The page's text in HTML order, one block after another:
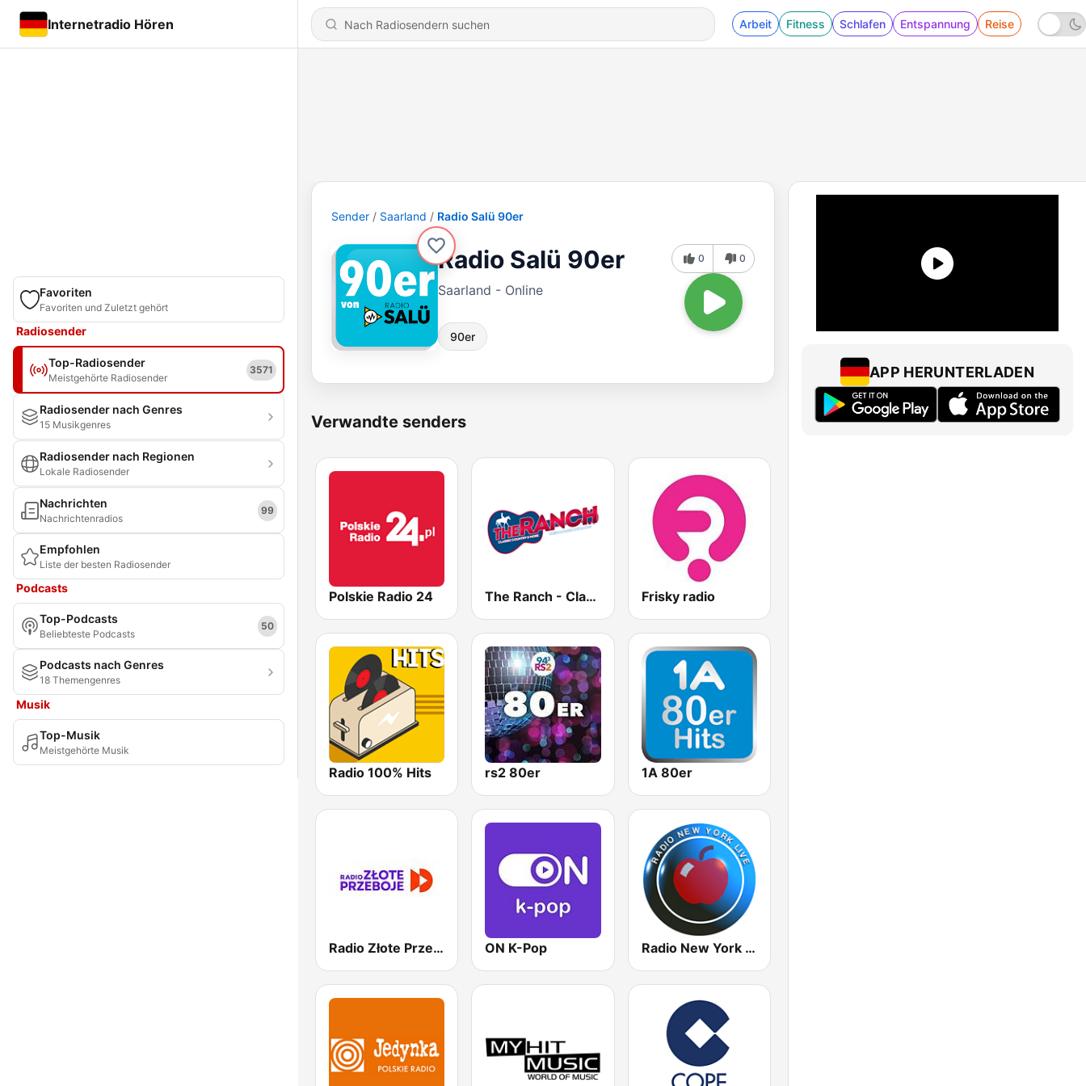
Internetradio Hören Arbeit Fitness Schlafen Entspannung Reise
Favoriten
Favoriten und Zuletzt gehört
Radiosender
Top-Radiosender
Meistgehörte Radiosender
3571
Radiosender nach Genres
15 Musikgenres
Radiosender nach Regionen
Lokale Radiosender
Nachrichten
Nachrichtenradios
99
Empfohlen
Liste der besten Radiosender
Podcasts
Top-Podcasts
Beliebteste Podcasts
50
Podcasts nach Genres
18 Themengenres
Musik
Top-Musik
Meistgehörte Musik
Sender Saarland Radio Salü 90er
Radio Salü 90er
Saarland - Online
90er
0 0
Verwandte senders
Polskie Radio 24 The Ranch - Classic Country Frisky radio
Radio 100% Hits rs2 80er 1A 80er
Radio Złote Przeboje ON K-Pop Radio New York Live
APP HERUNTERLADEN